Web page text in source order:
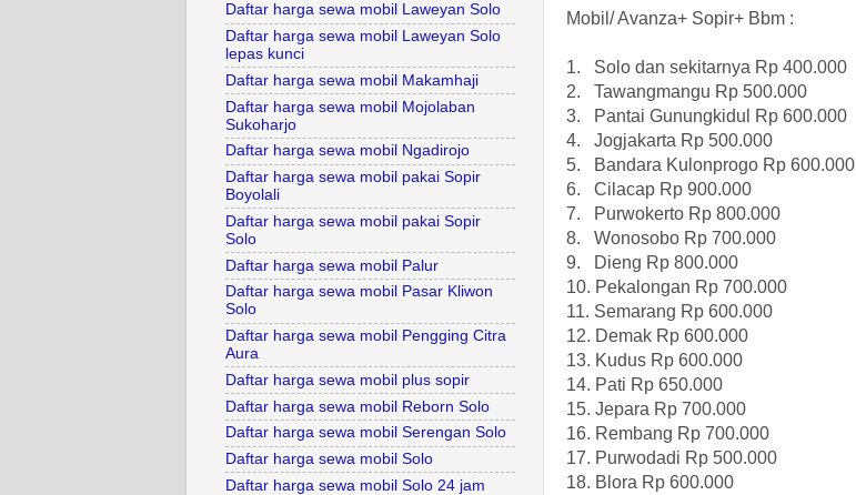
Mobil/ Avanza+ Sopir+ Bbm :
1. Solo dan sekitarnya Rp 400.000
2. Tawangmangu Rp 500.000
3. Pantai Gunungkidul Rp 600.000
4. Jogjakarta Rp 500.000
5. Bandara Kulonprogo Rp 600.000
6. Cilacap Rp 900.000
7. Purwokerto Rp 800.000
8. Wonosobo Rp 700.000
9. Dieng Rp 800.000
10. Pekalongan Rp 700.000
11. Semarang Rp 600.000
12. Demak Rp 600.000
13. Kudus Rp 600.000
14. Pati Rp 650.000
15. Jepara Rp 700.000
16. Rembang Rp 700.000
17. Purwodadi Rp 500.000
18. Blora Rp 600.000
Daftar harga sewa mobil Laweyan Solo
Daftar harga sewa mobil Laweyan Solo
lepas kunci
Daftar harga sewa mobil Makamhaji
Daftar harga sewa mobil Mojolaban
Sukoharjo
Daftar harga sewa mobil Ngadirojo
Daftar harga sewa mobil pakai Sopir
Boyolali
Daftar harga sewa mobil pakai Sopir
Solo
Daftar harga sewa mobil Palur
Daftar harga sewa mobil Pasar Kliwon
Solo
Daftar harga sewa mobil Pengging Citra
Aura
Daftar harga sewa mobil plus sopir
Daftar harga sewa mobil Reborn Solo
Daftar harga sewa mobil Serengan Solo
Daftar harga sewa mobil Solo
Daftar harga sewa mobil Solo 24 jam